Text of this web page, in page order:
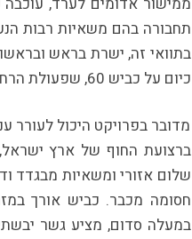
תחבורה בהם משאיות רבות
בתוואי זה, ישרת בראש
כיום על כביש 60, שפעולת הרחבתו מסובכת מסיבות רבות.
מדובר בפרויקט היכול לעורר
ברצועת החוף של ארץ
שלום אזורי ומשאיות מבגדד
חסומה מכבר. כביש אורך
במעלה סדום, מציע גשר